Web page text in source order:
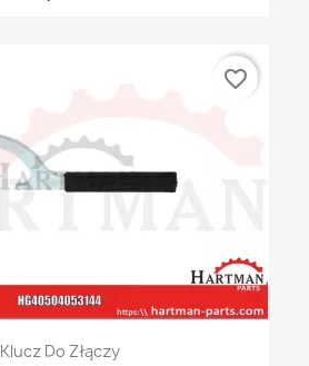
Klucz Do Złączy
favorite_border